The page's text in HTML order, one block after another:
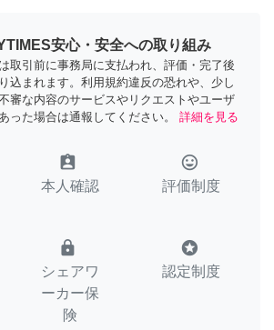
安心・安全への取り組み
取引前に事務局に支払われ、評価・完了後
込まれます。利用規約違反の恐れや、少し
審な内容のサービスやリクエストやユーザ
った場合は通報してください。
詳細を見る
assignment_ind
本人確認
tag_faces
評価制度
lock
シェアワ
ーカー保
険
stars
認定制度